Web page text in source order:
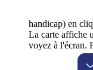
handicap) en
La carte affiche
voyez à l'écran.